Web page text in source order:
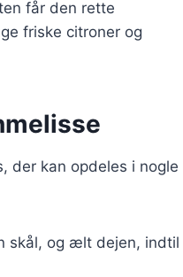
får den rette
friske citroner og
der kan opdeles i nogle
skål, og ælt dejen, indtil